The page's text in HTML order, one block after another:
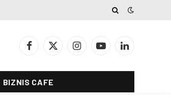
Facebook
X
InstagramYouTubeLinkedIn
BIZNIS CAFE